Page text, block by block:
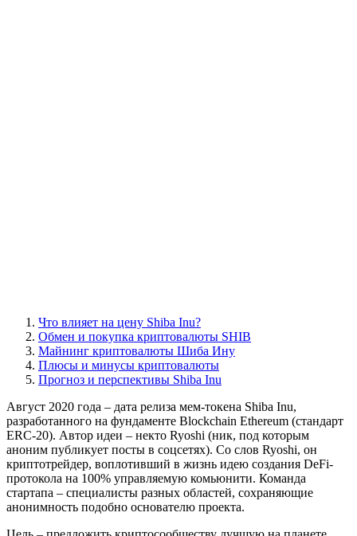
Что влияет на цену Shiba Inu?
Обмен и покупка криптовалюты SHIB
Майнинг криптовалюты Шиба Ину
Плюсы и минусы криптовалюты
Прогноз и перспективы Shiba Inu
Август 2020 года – дата релиза мем-токена Shiba Inu,
разработанного на фундаменте Blockchain Ethereum (стандарт
ERC-20). Автор идеи – некто Ryoshi (ник, под которым
аноним публикует посты в соцсетях). Со слов Ryoshi, он
криптотрейдер, воплотивший в жизнь идею создания DeFi-
протокола на 100% управляемую комьюнити. Команда
стартапа – специалисты разных областей, сохраняющие
анонимность подобно основателю проекта.